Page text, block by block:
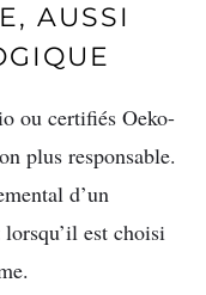
AUSSI
ou certifiés Oeko-
plus responsable.
d’un
est choisi